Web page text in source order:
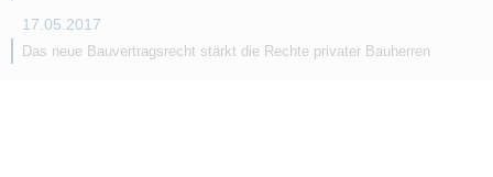
17.05.2017
Das neue Bauvertragsrecht stärkt die Rechte privater Bauherren